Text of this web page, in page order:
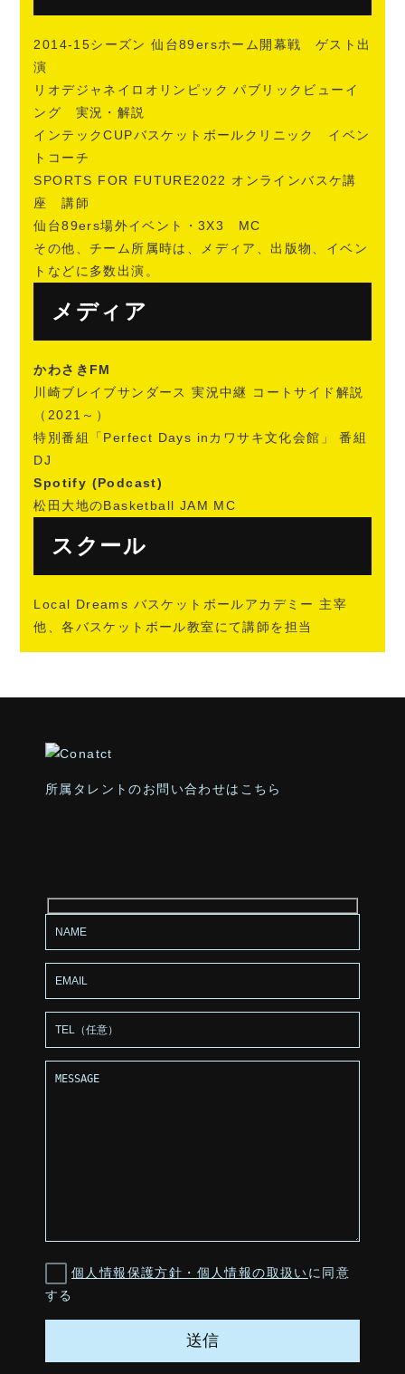
2014-15シーズン 仙台89ersホーム開幕戦 ゲスト出
演
リオデジャネイロオリンピック パブリックビューイ
ング 実況・解説
インテックCUPバスケットボールクリニック イベン
トコーチ
SPORTS FOR FUTURE2022 オンラインバスケ講
座 講師
仙台89ers場外イベント・3X3 MC
その他、チーム所属時は、メディア、出版物、イベン
トなどに多数出演。
メディア
かわさきFM
川崎ブレイブサンダース 実況中継 コートサイド解説
（2021～）
特別番組「Perfect Days inカワサキ文化会館」 番組
DJ
Spotify (Podcast)
松田大地のBasketball JAM MC
スクール
Local Dreams バスケットボールアカデミー 主宰
他、各バスケットボール教室にて講師を担当
所属タレントのお問い合わせはこちら
個人情報保護方針・個人情報の取扱いに同意
する